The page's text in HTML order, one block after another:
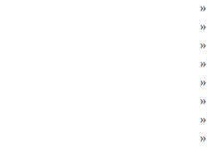
»
»
»
»
»
»
»
»